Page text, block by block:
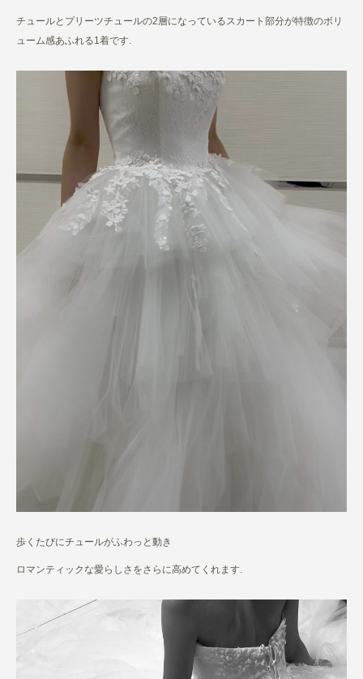
チュールとプリーツチュールの2層になっているスカート部分が特徴のボリ
ューム感あふれる1着です.
歩くたびにチュールがふわっと動き
ロマンティックな愛らしさをさらに高めてくれます.